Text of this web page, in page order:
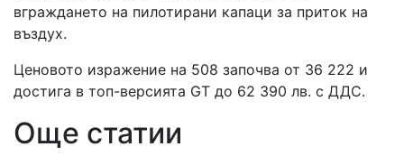
вграждането на пилотирани капаци за приток на
въздух.
Ценовото изражение на 508 започва от 36 222 и
достига в топ-версията GT до 62 390 лв. с ДДС.
Още статии